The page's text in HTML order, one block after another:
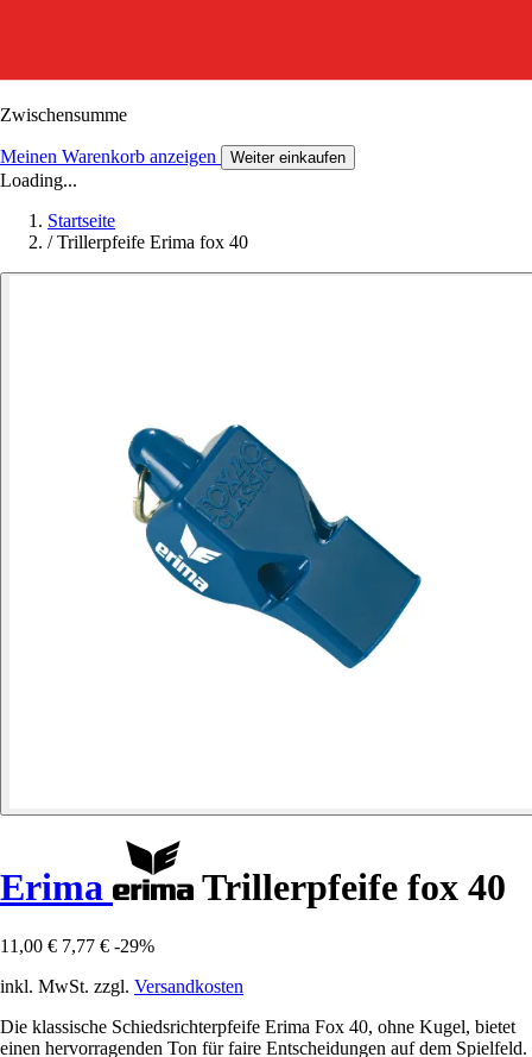
Zwischensumme
Meinen Warenkorb anzeigen Weiter einkaufen
Loading...
Startseite
/ Trillerpfeife Erima fox 40
Erima Trillerpfeife fox 40
11,00 € 7,77 € -29%
inkl. MwSt. zzgl. Versandkosten
Die klassische Schiedsrichterpfeife Erima Fox 40, ohne Kugel, bietet
einen hervorragenden Ton für faire Entscheidungen auf dem Spielfeld.